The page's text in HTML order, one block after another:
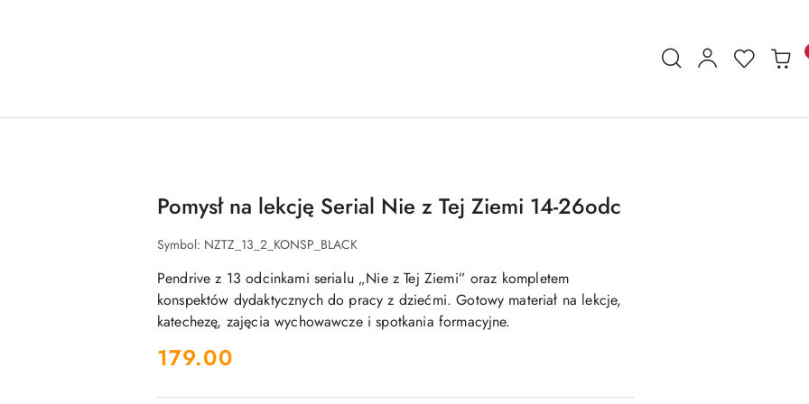
Pomysł na lekcję Serial Nie z Tej Ziemi 14-26odc
Symbol: NZTZ_13_2_KONSP_BLACK
Pendrive z 13 odcinkami serialu „Nie z Tej Ziemi” oraz kompletem
konspektów dydaktycznych do pracy z dziećmi. Gotowy materiał na lekcje,
katechezę, zajęcia wychowawcze i spotkania formacyjne.
cena:
179.00